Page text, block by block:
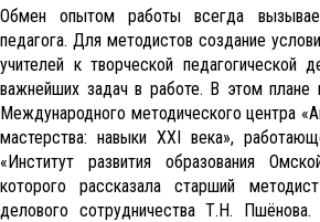
Обмен опытом работы всегда
педагога. Для методистов создание
учителей к творческой педагогической
важнейших задач в работе. В этом плане
Международного методического центра
мастерства: навыки ХХI века»,
«Институт развития образования
которого рассказала старший
делового сотрудничества Т.Н.